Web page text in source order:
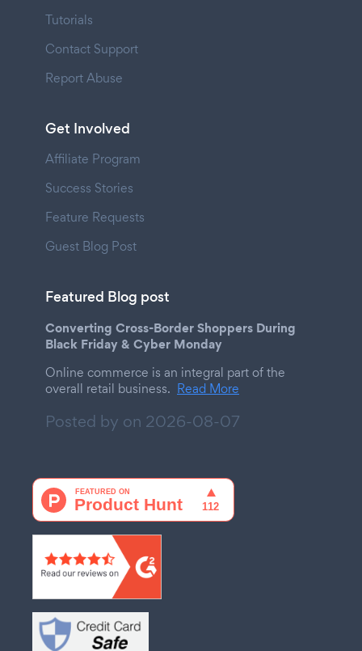
Tutorials
Contact Support
Report Abuse
Get Involved
Affiliate Program
Success Stories
Feature Requests
Guest Blog Post
Featured Blog post
Converting Cross-Border Shoppers During
Black Friday & Cyber Monday
Online commerce is an integral part of the
overall retail business. Read More
Posted by on 2026-08-07